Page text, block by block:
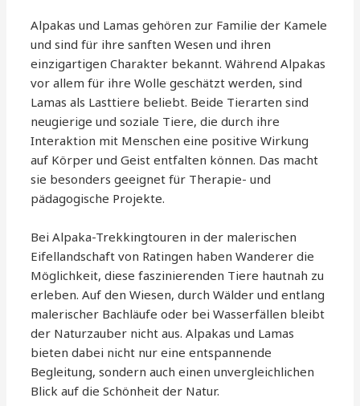
Alpakas und Lamas gehören zur Familie der Kamele
und sind für ihre sanften Wesen und ihren
einzigartigen Charakter bekannt. Während Alpakas
vor allem für ihre Wolle geschätzt werden, sind
Lamas als Lasttiere beliebt. Beide Tierarten sind
neugierige und soziale Tiere, die durch ihre
Interaktion mit Menschen eine positive Wirkung
auf Körper und Geist entfalten können. Das macht
sie besonders geeignet für Therapie- und
pädagogische Projekte.
Bei Alpaka-Trekkingtouren in der malerischen
Eifellandschaft von Ratingen haben Wanderer die
Möglichkeit, diese faszinierenden Tiere hautnah zu
erleben. Auf den Wiesen, durch Wälder und entlang
malerischer Bachläufe oder bei Wasserfällen bleibt
der Naturzauber nicht aus. Alpakas und Lamas
bieten dabei nicht nur eine entspannende
Begleitung, sondern auch einen unvergleichlichen
Blick auf die Schönheit der Natur.